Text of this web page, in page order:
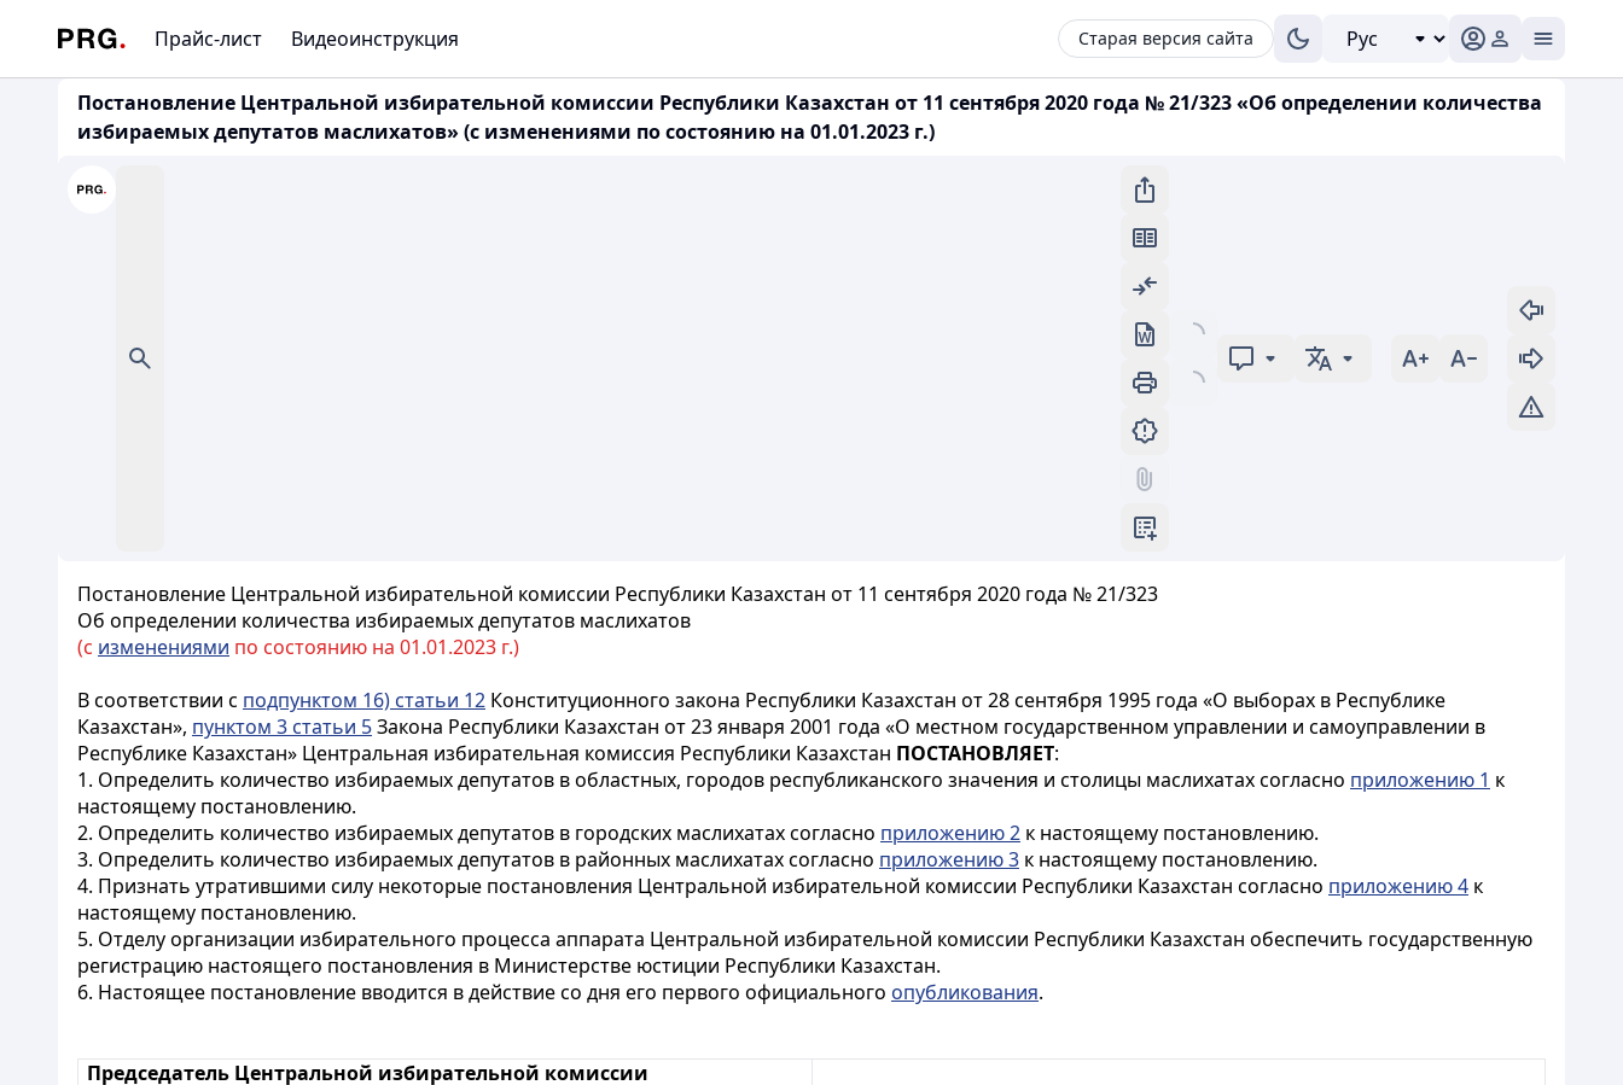
Прайс-лист Видеоинструкция Старая версия сайта
Постановление Центральной избирательной комиссии Республики Казахстан от 11 сентября 2020 года № 21/323 «Об определении количества
избираемых депутатов маслихатов» (с изменениями по состоянию на 01.01.2023 г.)
Постановление Центральной избирательной комиссии Республики Казахстан от 11 сентября 2020 года № 21/323
Об определении количества избираемых депутатов маслихатов
(с изменениями по состоянию на 01.01.2023 г.)
В соответствии с подпунктом 16) статьи 12 Конституционного закона Республики Казахстан от 28 сентября 1995 года «О выборах в Республике
Казахстан», пунктом 3 статьи 5Закона Республики Казахстан от 23 января 2001 года «О местном государственном управлении и самоуправлении в
Республике Казахстан» Центральная избирательная комиссия Республики Казахстан ПОСТАНОВЛЯЕТ:
1. Определить количество избираемых депутатов в областных, городов республиканского значения и столицы маслихатах согласно приложению 1 к
настоящему постановлению.
2. Определить количество избираемых депутатов в городских маслихатах согласно приложению 2 к настоящему постановлению.
3. Определить количество избираемых депутатов в районных маслихатах согласно приложению 3 к настоящему постановлению.
4. Признать утратившими силу некоторые постановления Центральной избирательной комиссии Республики Казахстан согласно приложению 4 к
настоящему постановлению.
5. Отделу организации избирательного процесса аппарата Центральной избирательной комиссии Республики Казахстан обеспечить государственную
регистрацию настоящего постановления в Министерстве юстиции Республики Казахстан.
6. Настоящее постановление вводится в действие со дня его первого официального опубликования.
Председатель Центральной избирательной комиссии